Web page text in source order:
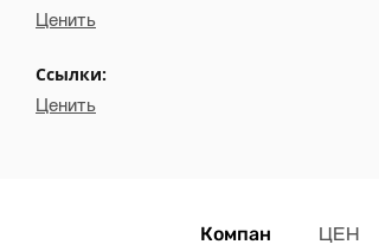
Ценить
Ссылки:
Ценить
Компан
ЦЕН